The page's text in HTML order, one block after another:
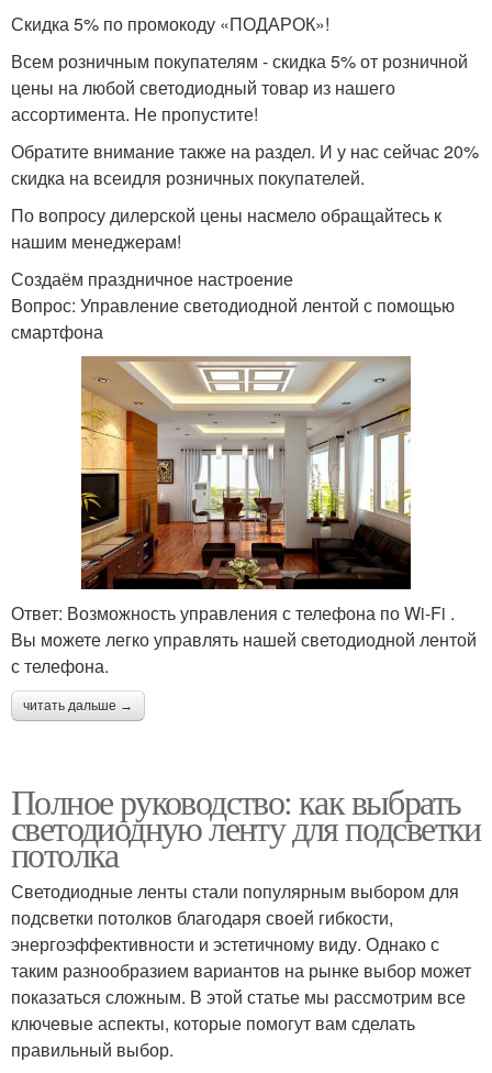
Скидка 5% по промокоду «ПОДАРОК»!
Всем розничным покупателям - скидка 5% от розничной
цены на любой светодиодный товар из нашего
ассортимента. Не пропустите!
Обратите внимание также на раздел. И у нас сейчас 20%
скидка на всеидля розничных покупателей.
По вопросу дилерской цены насмело обращайтесь к
нашим менеджерам!
Создаём праздничное настроение
Вопрос: Управление светодиодной лентой с помощью
смартфона
Ответ: Возможность управления с телефона по Wi-Fi .
Вы можете легко управлять нашей светодиодной лентой
с телефона.
читать дальше →
Полное руководство: как выбрать
светодиодную ленту для подсветки
потолка
Светодиодные ленты стали популярным выбором для
подсветки потолков благодаря своей гибкости,
энергоэффективности и эстетичному виду. Однако с
таким разнообразием вариантов на рынке выбор может
показаться сложным. В этой статье мы рассмотрим все
ключевые аспекты, которые помогут вам сделать
правильный выбор.